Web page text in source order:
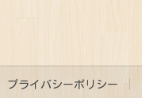
プライバシーポリシー